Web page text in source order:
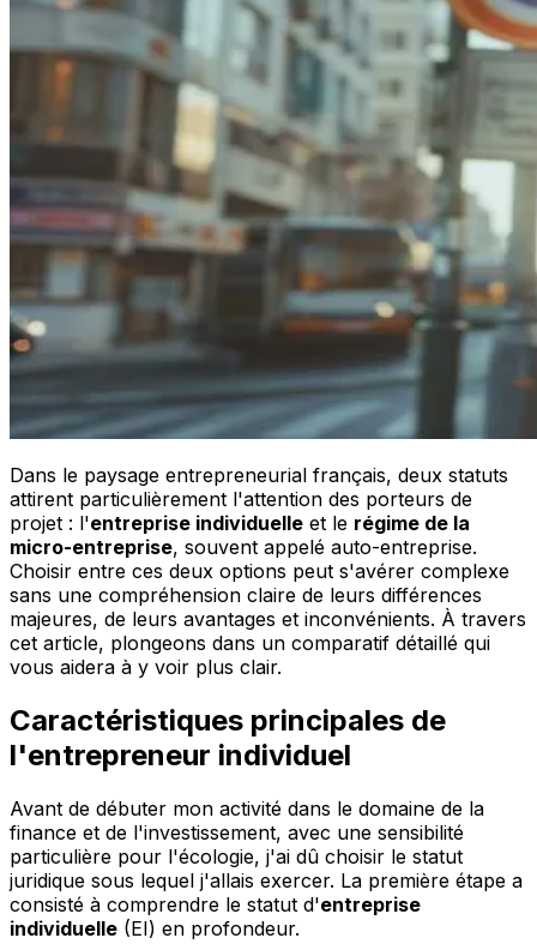
Dans le paysage entrepreneurial français, deux statuts
attirent particulièrement l'attention des porteurs de
projet : l'entreprise individuelle et le régime de la
micro-entreprise, souvent appelé auto-entreprise.
Choisir entre ces deux options peut s'avérer complexe
sans une compréhension claire de leurs différences
majeures, de leurs avantages et inconvénients. À travers
cet article, plongeons dans un comparatif détaillé qui
vous aidera à y voir plus clair.
Caractéristiques principales de
l'entrepreneur individuel
Avant de débuter mon activité dans le domaine de la
finance et de l'investissement, avec une sensibilité
particulière pour l'écologie, j'ai dû choisir le statut
juridique sous lequel j'allais exercer. La première étape a
consisté à comprendre le statut d'entreprise
individuelle (EI) en profondeur.